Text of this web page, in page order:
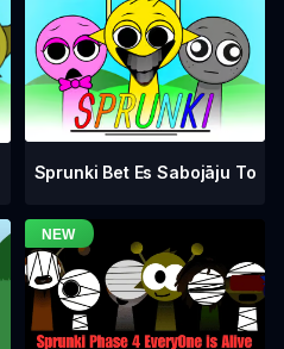
Sprunki Bet Es Sabojāju To